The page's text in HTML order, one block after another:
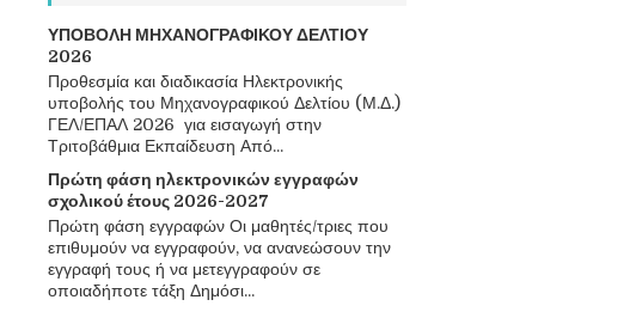
ΥΠΟΒΟΛΗ ΜΗΧΑΝΟΓΡΑΦΙΚΟΥ ΔΕΛΤΙΟΥ
2026
Προθεσμία και διαδικασία Ηλεκτρονικής
υποβολής του Μηχανογραφικού Δελτίου (Μ.Δ.)
ΓΕΛ/ΕΠΑΛ 2026 για εισαγωγή στην
Τριτοβάθμια Εκπαίδευση Από...
Πρώτη φάση ηλεκτρονικών εγγραφών
σχολικού έτους 2026-2027
Πρώτη φάση εγγραφών Οι μαθητές/τριες που
επιθυμούν να εγγραφούν, να ανανεώσουν την
εγγραφή τους ή να μετεγγραφούν σε
οποιαδήποτε τάξη Δημόσι...